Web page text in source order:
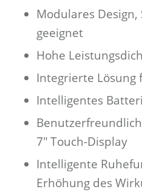
Modulares
geeignet
Hohe
Integrierte
Intelligentes
7″ Touch-Display
Intelligente
Erhöhung des